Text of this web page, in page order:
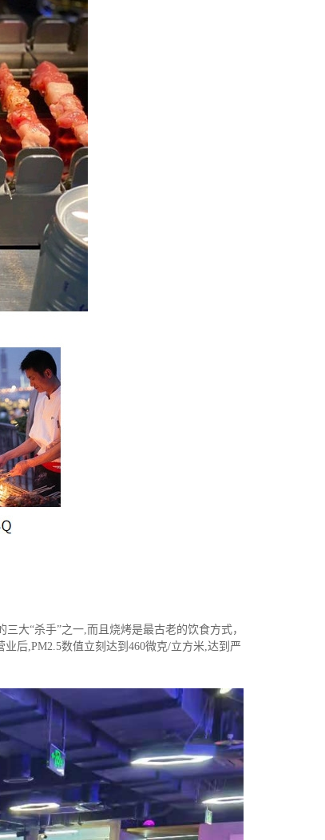
大“杀手”之一,而且烧烤是最古老的饮食方式，
后,PM2.5数值立刻达到460微克/立方米,达到严